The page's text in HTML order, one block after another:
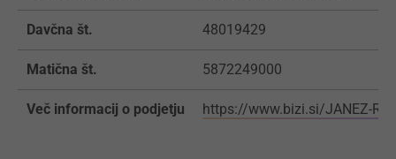
Davčna št. 48019429
Matična št. 5872249000
Več informacij o podjetju https://www.bizi.si/JANEZ-